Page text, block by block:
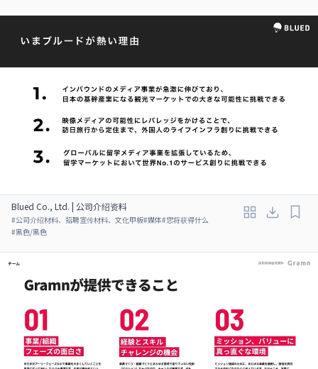
Blued Co., Ltd. | 公司介绍资料
#公司介绍材料、招聘宣传材料、文化甲板#媒体#您将获得什么
#黑色/黑色